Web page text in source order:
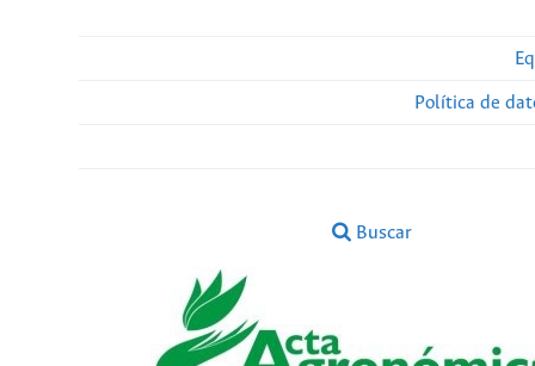
Política de
Buscar